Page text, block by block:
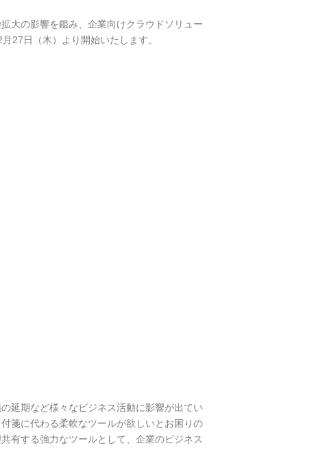
大の影響を鑑み、企業向けクラウドソリュー
27日（木）より開始いたします。
延期など様々なビジネス活動に影響が出てい
箋に代わる柔軟なツールが欲しいとお困りの
有する強力なツールとして、企業のビジネス